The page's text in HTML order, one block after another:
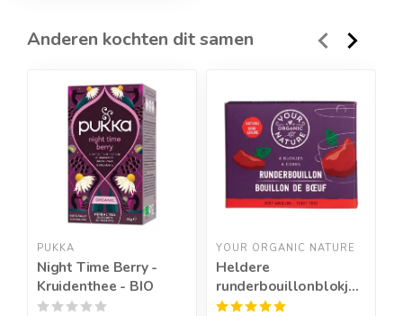
Anderen kochten dit samen
PUKKA
Night Time Berry -
Kruidenthee - BIO
YOUR ORGANIC NATURE
Heldere
runderbouillonblokjes
zonder gist-BIO